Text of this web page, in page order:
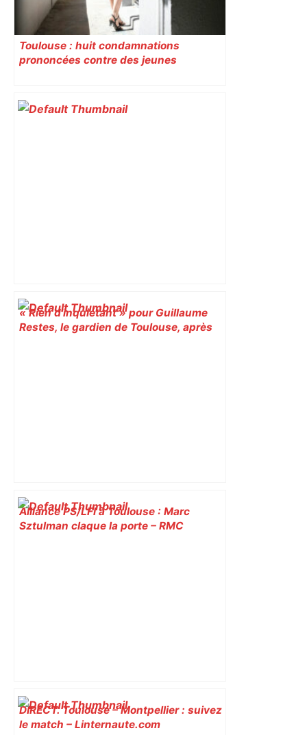
Toulouse : huit condamnations
prononcées contre des jeunes
« Rien d'inquiétant » pour Guillaume
Restes, le gardien de Toulouse, après
Alliance PS/LFI à Toulouse : Marc
Sztulman claque la porte – RMC
DIRECT. Toulouse – Montpellier : suivez
le match – Linternaute.com